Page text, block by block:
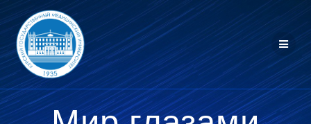
Перейти
к
контенту